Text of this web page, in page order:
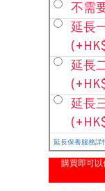
不需
延長
延長
延長
延長保養服務詳
購買即可